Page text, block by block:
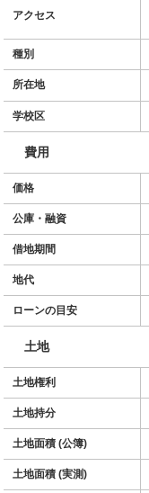
アクセス
種別
所在地
学校区
費用
価格
公庫・融資
借地期間
地代
ローンの目安
土地
土地権利
土地持分
土地面積 (公簿)
土地面積 (実測)